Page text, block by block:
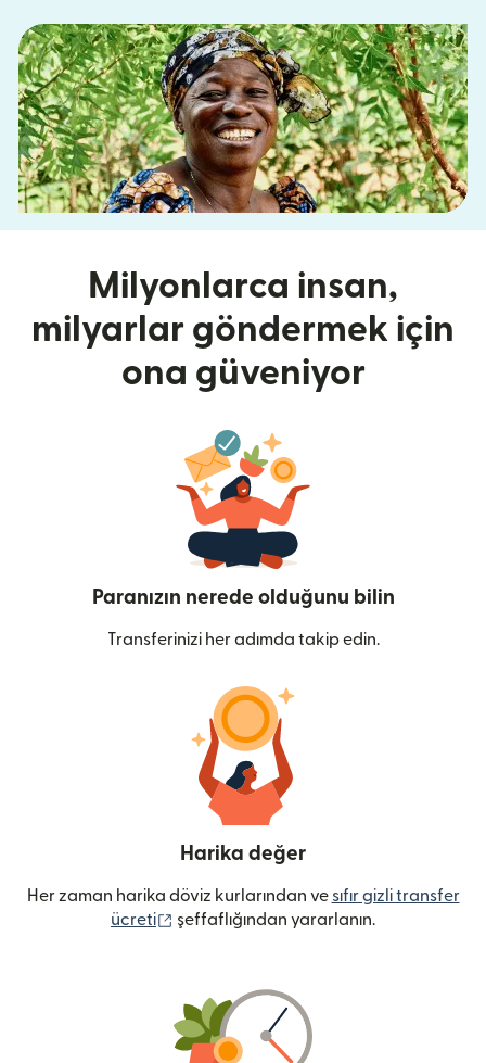
Milyonlarca insan,
milyarlar göndermek için
ona güveniyor
Paranızın nerede olduğunu bilin
Transferinizi her adımda takip edin.
Harika değer
Her zaman harika döviz kurlarından ve sıfır gizli transfer
ücreti
(yeni pencerede açılır)
şeffaflığından yararlanın.